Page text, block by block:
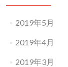
2019年5月
2019年4月
2019年3月